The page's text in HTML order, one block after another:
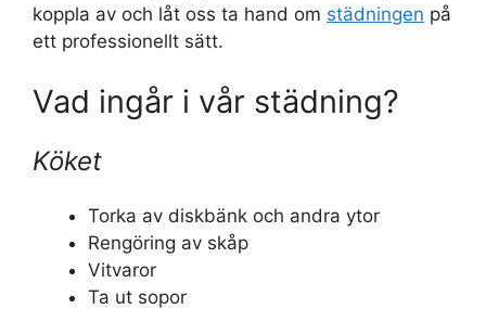
koppla av och låt oss ta hand om städningen på
ett professionellt sätt.
Vad ingår i vår städning?
Köket
Torka av diskbänk och andra ytor
Rengöring av skåp
Vitvaror
Ta ut sopor